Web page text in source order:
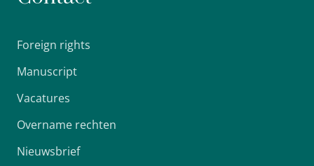
Foreign rights
Manuscript
Vacatures
Overname rechten
Nieuwsbrief